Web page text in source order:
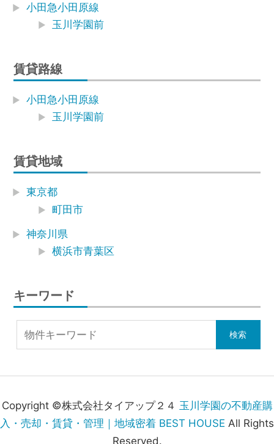
小田急小田原線
玉川学園前
賃貸路線
小田急小田原線
玉川学園前
賃貸地域
東京都
町田市
神奈川県
横浜市青葉区
キーワード
Copyright ©株式会社タイアップ２４ 玉川学園の不動産購
入・売却・賃貸・管理｜地域密着 BEST HOUSE All Rights
Reserved.